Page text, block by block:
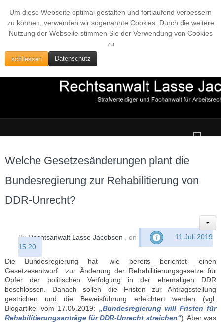
Um diese Webseite optimal gestalten und fortlaufend verbessern
zu können, verwenden wir sogenannte Cookies. Durch die weitere
Nutzung der Webseite stimmen Sie der Verwendung von Cookies
zu
schliessen Datenschutz
Welche Gesetzesänderungen plant die
Bundesregierung zur Rehabilitierung von
DDR-Unrecht?
ByRechtsanwalt Lasse Jacobsen , on
11 Juli 2019
15:20
Die Bundesregierung hat -wie bereits berichtet- einen
Gesetzesentwurf zur Änderung der Rehabilitierungsgesetze für
Opfer der politischen Verfolgung in der ehemaligen DDR
beschlossen. Danach sollen die Fristen zur Antragsstellung
gestrichen und die Beweisführung erleichtert werden (vgl.
Blogartikel vom 17.05.2019: „Bundesregierung will Fristen für
Rehabilitierungsanträge für DDR-Unrecht streichen“). Aber was